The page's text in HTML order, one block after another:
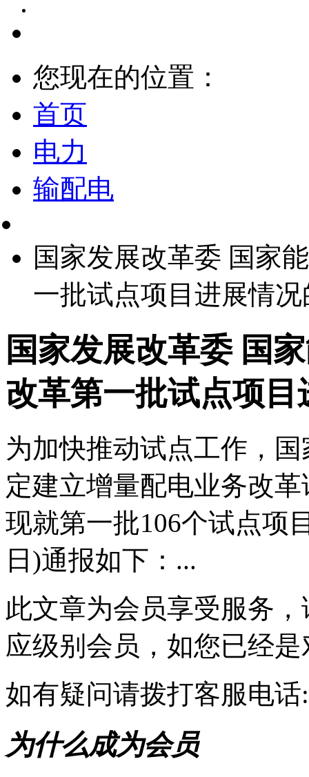
您现在的位置：
首页
电力
输配电
国家发展改革委 国家
一批试点项目进展情
国家发展改革委 国
改革第一批试点项
为加快推动试点工作，
定建立增量配电业务改
现就第一批106个试点项
日)通报如下：...
此文章为会员享受服务，
应级别会员，如您已经
如有疑问请拨打客服电话
为什么成为会员